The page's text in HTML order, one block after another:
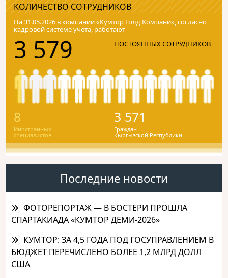
КОЛИЧЕСТВО СОТРУДНИКОВ
На 31.05.2026 в компании «Кумтор Голд Компани», согласно
кадровой системе учета, работают
3 579 ПОСТОЯННЫХ СОТРУДНИКОВ
8
Иностранных
специалистов
3 571
Граждан
Кыргызской Республики
Последние новости
ФОТОРЕПОРТАЖ — В БОСТЕРИ ПРОШЛА
СПАРТАКИАДА «КУМТОР ДЕМИ-2026»
КУМТОР: ЗА 4,5 ГОДА ПОД ГОСУПРАВЛЕНИЕМ В
БЮДЖЕТ ПЕРЕЧИСЛЕНО БОЛЕЕ 1,2 МЛРД ДОЛЛ
США